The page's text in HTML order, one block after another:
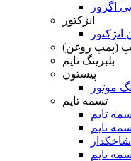
اگزوز
انژکتور
(پمپ روغن)
بلبرینگ تایم
پیستون
موتور
تسمه تایم
تایم
تایم
تایم